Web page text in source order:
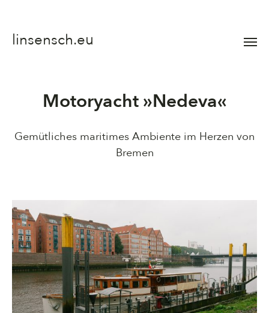
linsensch.eu
Menü
Motoryacht »Nedeva«
Gemütliches maritimes Ambiente im Herzen von
Bremen